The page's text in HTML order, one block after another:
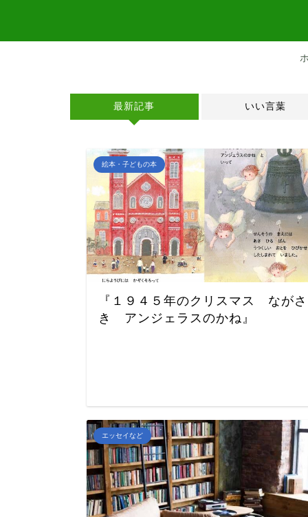
最新記事 いい言葉
絵本・子どもの本
『１９４５年のクリスマス ながさ
き アンジェラスのかね』
エッセイなど